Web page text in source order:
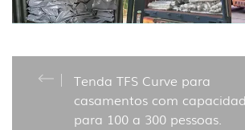
Tenda TFS Curve para
casamentos com
para 100 a 300 pessoas.